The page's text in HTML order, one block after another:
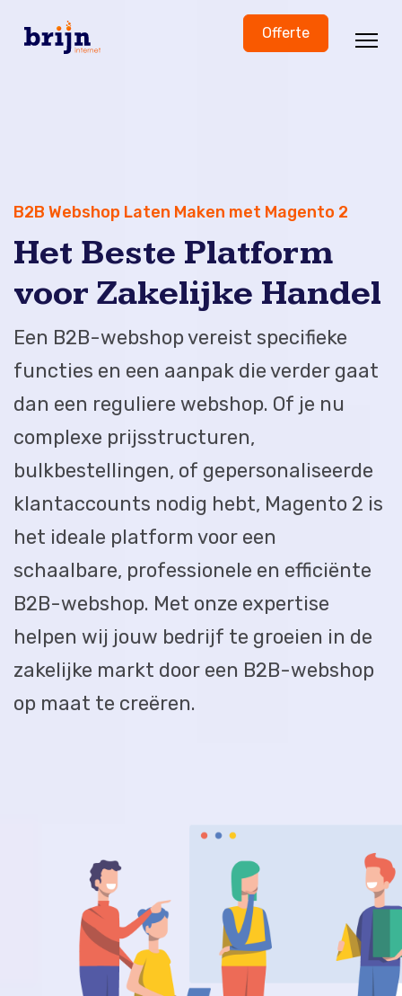
Offerte
B2B Webshop Laten Maken met Magento 2
Het Beste Platform
voor Zakelijke Handel
Een B2B-webshop vereist specifieke
functies en een aanpak die verder gaat
dan een reguliere webshop. Of je nu
complexe prijsstructuren,
bulkbestellingen, of gepersonaliseerde
klantaccounts nodig hebt, Magento 2 is
het ideale platform voor een
schaalbare, professionele en efficiënte
B2B-webshop. Met onze expertise
helpen wij jouw bedrijf te groeien in de
zakelijke markt door een B2B-webshop
op maat te creëren.